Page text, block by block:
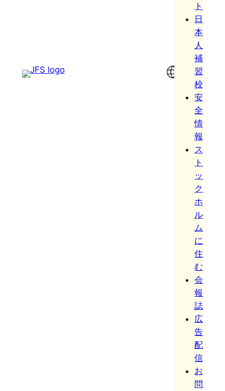
ト
日
本
人
補
習
校
安
全
情
報
ス
ト
ッ
ク
ホ
ル
ム
に
住
む
会
報
誌
広
告
配
信
お
問